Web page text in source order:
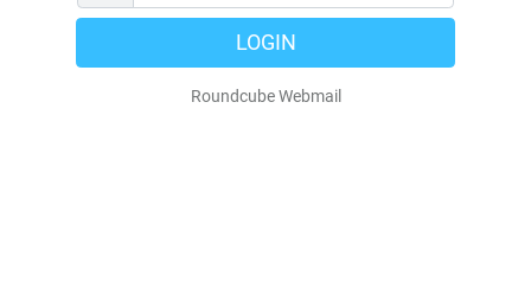
LOGIN
Roundcube Webmail